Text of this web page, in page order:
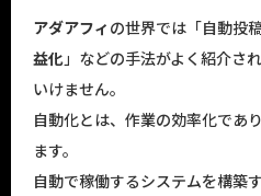
アダアフィ の世界では「自動投
益化」などの手法がよく紹介さ
いけません。
自動化とは、作業の効率化であ
ます。
自動で稼働するシステムを構築